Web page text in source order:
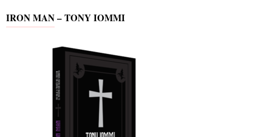
IRON MAN – TONY IOMMI